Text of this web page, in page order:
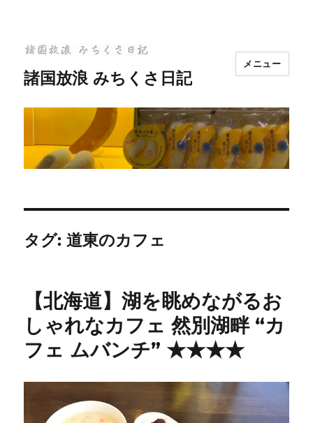
諸国放浪 みちくさ日記
メニュー
タグ:道東のカフェ
【北海道】湖を眺めながるお
しゃれなカフェ 然別湖畔 “カ
フェ ムバンチ” ★★★★